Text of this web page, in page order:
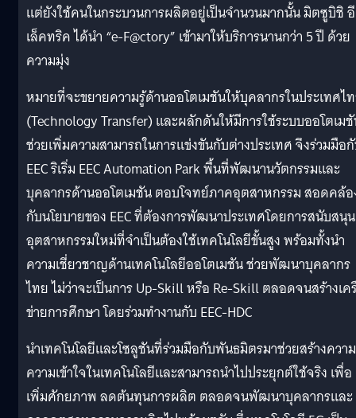
แต่ยังใช้คนในกระบวนการผลิตอยู่เป็นจำนวนมากนั้น มิตซูบิชิ อี
เล็คทริค ได้นำ “e-F@ctory” เข้ามาให้บริการนานกว่า 5 ปี ด้วย
ความมุ่ง
หมายที่จะขยายความรู้ด้านออโตเมชันให้บุคลากรในประเทศไ
(Technology Transfer) และผลักดันให้มีการใช้ระบบออโตเม
ช่วยเพิ่มความสามารถในการแข่งขันกับต่างประเทศ จึงร่วมมือ
EEC ริเริ่ม EEC Automation Park พื้นที่พัฒนานวัตกรรมและ
บุคลากรด้านออโตเมชัน ตอบโจทย์ภาคอุตสาหกรรม สอดคล้
กับนโยบายของ EEC ที่ต้องการพัฒนาประเทศโดยการสนับสนุน
อุตสาหกรรมใหม่ที่จำเป็นต้องใช้เทคโนโลยีขั้นสูง พร้อมทั้งนำ
ความเชี่ยวชาญด้านเทคโนโลยีออโตเมชัน ช่วยพัฒนาบุคลากร
ไทย ไม่ว่าจะเป็นการ Up-Skill หรือ Re-Skill ตลอดจนสร้างเค
ข่ายการศึกษา โดยร่วมทำงานกับ EEC-HDC
นำเทคโนโลยีและโซลูชันที่ร่วมมือกับพันธมิตรมาช่วยสร้างควา
ความเข้าใจในเทคโนโลยีและสามารถนำไปประยุกต์ใช้จริง เพื่อ
เพิ่มศักยภาพ ลดต้นทุนการผลิต ตลอดจนพัฒนาบุคลากรและ